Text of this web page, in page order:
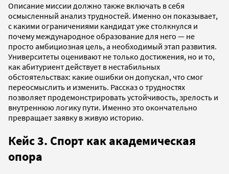
Описание миссии должно также включать в себя
осмысленный анализ трудностей. Именно он показывает,
с какими ограничениями кандидат уже столкнулся и
почему международное образование для него — не
просто амбициозная цель, а необходимый этап развития.
Университеты оценивают не только достижения, но и то,
как абитуриент действует в нестабильных
обстоятельствах: какие ошибки он допускал, что смог
переосмыслить и изменить. Рассказ о трудностях
позволяет продемонстрировать устойчивость, зрелость и
внутреннюю логику пути. Именно это окончательно
превращает заявку в живую историю.
Кейс 3. Спорт как академическая
опора